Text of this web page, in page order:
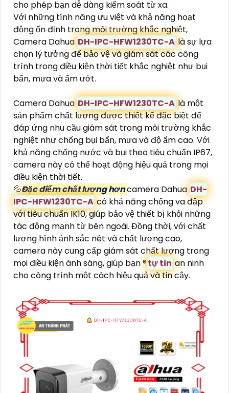
cho phép bạn dễ dàng kiểm soát từ xa.
Với những tính năng ưu việt và khả năng hoạt
động ổn định trong môi trường khắc nghiệt,
Camera Dahua DH-IPC-HFW1230TC-A là sự lựa
chọn lý tưởng để bảo vệ và giám sát các công
trình trong điều kiện thời tiết khắc nghiệt như bụi
bẩn, mưa và ẩm ướt.
Camera Dahua DH-IPC-HFW1230TC-A là một
sản phẩm chất lượng được thiết kế đặc biệt để
đáp ứng nhu cầu giám sát trong môi trường khắc
nghiệt như chống bụi bẩn, mưa và độ ẩm cao. Với
khả năng chống nước và bụi theo tiêu chuẩn IP67,
camera này có thể hoạt động hiệu quả trong mọi
điều kiện thời tiết.
💦Đặc điểm chất lượng hơncamera Dahua DH-
IPC-HFW1230TC-A có khả năng chống va đập
với tiêu chuẩn IK10, giúp bảo vệ thiết bị khỏi những
tác động mạnh từ bên ngoài. Đồng thời, với chất
lượng hình ảnh sắc nét và chất lượng cao,
camera này cung cấp giám sát chất lượng trong
mọi điều kiện ánh sáng, giúp bạn ®️tự tin an ninh
cho công trình một cách hiệu quả và tin cậy.